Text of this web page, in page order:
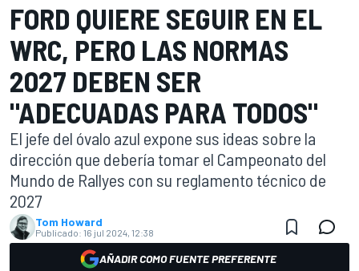
FORD QUIERE SEGUIR EN EL
WRC, PERO LAS NORMAS
2027 DEBEN SER
"ADECUADAS PARA TODOS"
El jefe del óvalo azul expone sus ideas sobre la
dirección que debería tomar el Campeonato del
Mundo de Rallyes con su reglamento técnico de
2027
Tom Howard
Publicado: 16 jul 2024, 12:38
AÑADIR COMO FUENTE PREFERENTE